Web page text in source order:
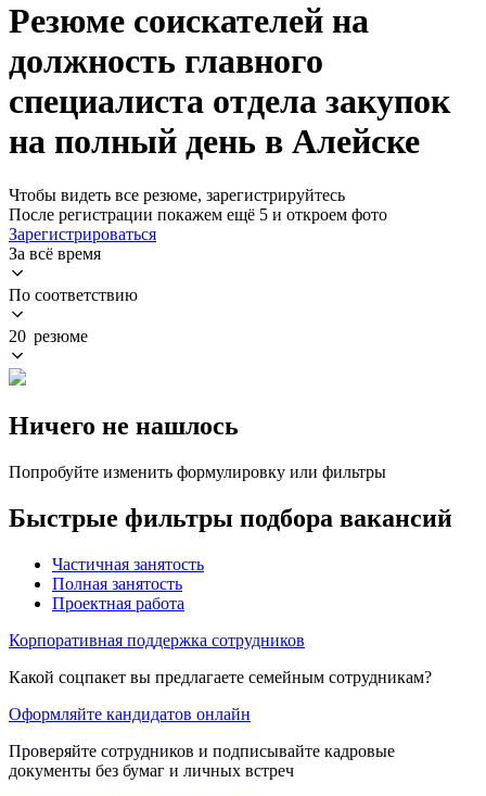
Резюме соискателей на
должность главного
специалиста отдела закупок
на полный день в Алейске
Чтобы видеть все резюме, зарегистрируйтесь
После регистрации покажем ещё 5 и откроем фото
Зарегистрироваться
За всё время
По соответствию
20 резюме
Ничего не нашлось
Попробуйте изменить формулировку или фильтры
Быстрые фильтры подбора вакансий
Частичная занятость
Полная занятость
Проектная работа
Корпоративная поддержка сотрудников
Какой соцпакет вы предлагаете семейным сотрудникам?
Оформляйте кандидатов онлайн
Проверяйте сотрудников и подписывайте кадровые
документы без бумаг и личных встреч